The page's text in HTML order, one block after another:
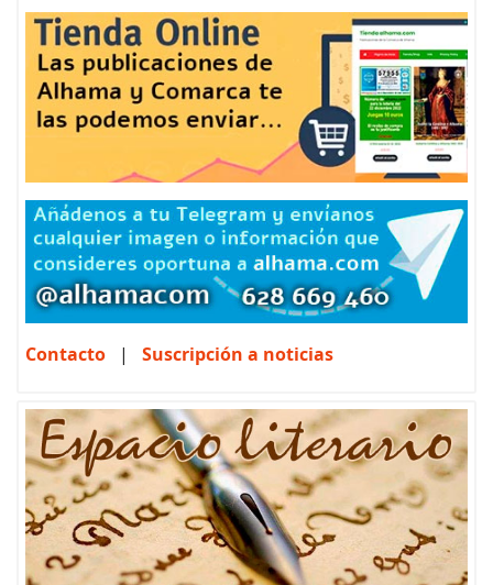
Contacto | Suscripción a noticias